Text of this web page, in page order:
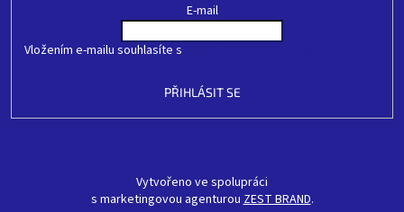
E-mail
Vložením e-mailu souhlasíte s
PŘIHLÁSIT SE
Vytvořeno ve spolupráci
s marketingovou agenturouZEST BRAND.